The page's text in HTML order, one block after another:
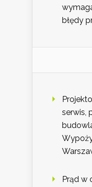
błędy
serwis,
Prąd w